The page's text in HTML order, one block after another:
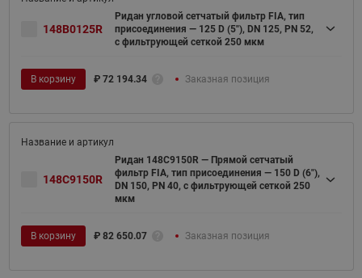
148B0125R
Ридан угловой сетчатый фильтр FIA, тип
присоединения — 125 D (5"), DN 125, PN 52,
c фильтрующей сеткой 250 мкм
В корзину ₽ 72 194.34 Заказная позиция
148C9150R
Ридан 148C9150R — Прямой сетчатый
фильтр FIA, тип присоединения — 150 D (6"),
DN 150, PN 40, c фильтрующей сеткой 250
мкм
В корзину ₽ 82 650.07 Заказная позиция